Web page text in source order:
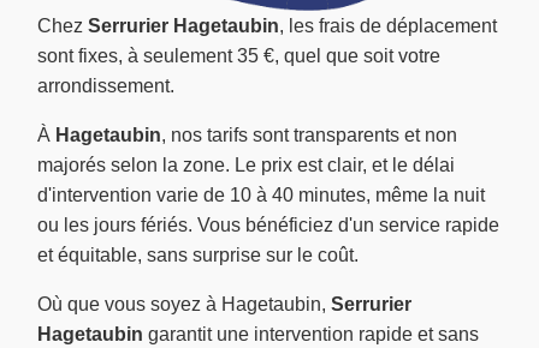
Chez Serrurier Hagetaubin, les frais de déplacement
sont fixes, à seulement 35 €, quel que soit votre
arrondissement.
À Hagetaubin, nos tarifs sont transparents et non
majorés selon la zone. Le prix est clair, et le délai
d'intervention varie de 10 à 40 minutes, même la nuit
ou les jours fériés. Vous bénéficiez d'un service rapide
et équitable, sans surprise sur le coût.
Où que vous soyez à Hagetaubin, Serrurier
Hagetaubin garantit une intervention rapide et sans